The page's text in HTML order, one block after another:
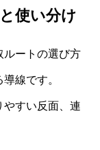
使い分け
ルートの選び方
線です。
やすい反面、連